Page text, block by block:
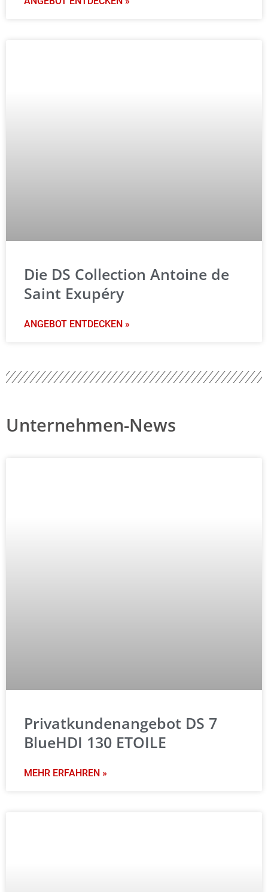
Die DS Collection Antoine de
Saint Exupéry
ANGEBOT ENTDECKEN »
Unternehmen-News
Privatkundenangebot DS 7
BlueHDI 130 ETOILE
MEHR ERFAHREN »